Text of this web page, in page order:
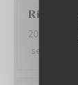
Riccardo
2026-05-25
service